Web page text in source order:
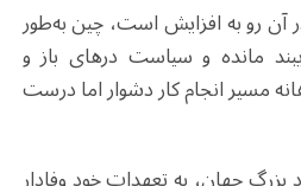
رو به افزایش است، چین به‌طور
مانده و سیاست درهای باز و
مسیر انجام کار دشوار اما درست